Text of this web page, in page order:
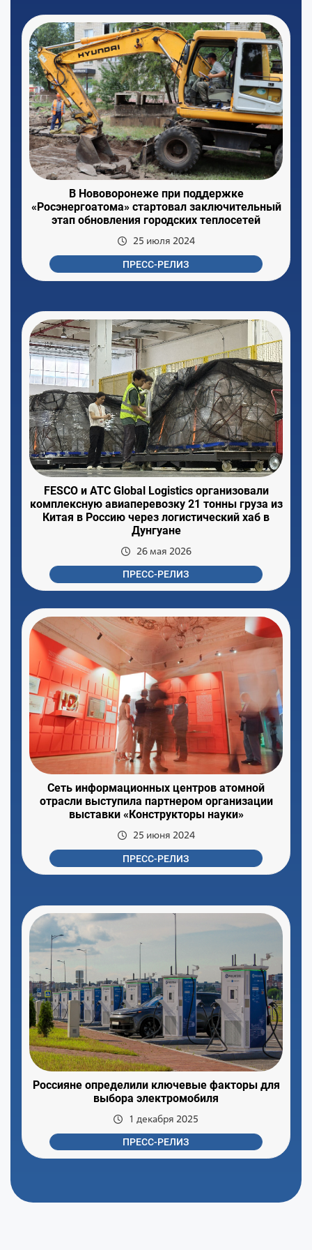
В Нововоронеже при поддержке
«Росэнергоатома» стартовал заключительный
этап обновления городских теплосетей
25 июля 2024
ПРЕСС-РЕЛИЗ
FESCO и ATC Global Logistics организовали
комплексную авиаперевозку 21 тонны груза из
Китая в Россию через логистический хаб в
Дунгуане
26 мая 2026
ПРЕСС-РЕЛИЗ
Сеть информационных центров атомной
отрасли выступила партнером организации
выставки «Конструкторы науки»
25 июня 2024
ПРЕСС-РЕЛИЗ
Россияне определили ключевые факторы для
выбора электромобиля
1 декабря 2025
ПРЕСС-РЕЛИЗ